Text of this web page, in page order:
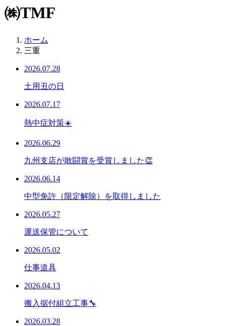
㈱TMF
ホーム
三重
2026.07.28
土用丑の日
2026.07.17
熱中症対策☀️
2026.06.29
九州支店が敢闘賞を受賞しました👏
2026.06.14
中型免許（限定解除）を取得しました
2026.05.27
運送保管について
2026.05.02
仕事道具
2026.04.13
搬入据付組立工事🔧
2026.03.28